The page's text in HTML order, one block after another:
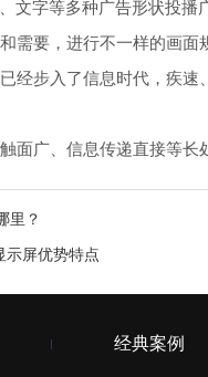
文字等多种广告形状投
需要，进行不一样的画
经步入了信息时代，疾
面广、信息传递直接等
里？
示屏优势特点
经典案例